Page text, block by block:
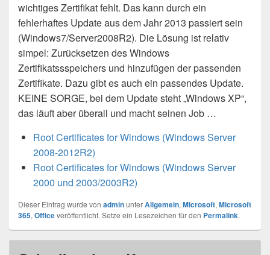
wichtiges Zertifikat fehlt. Das kann durch ein
fehlerhaftes Update aus dem Jahr 2013 passiert sein
(Windows7/Server2008R2). Die Lösung ist relativ
simpel: Zurücksetzen des Windows
Zertifikatssspeichers und hinzufügen der passenden
Zertifikate. Dazu gibt es auch ein passendes Update.
KEINE SORGE, bei dem Update steht „Windows XP“,
das läuft aber überall und macht seinen Job …
Root Certificates for Windows (Windows Server
2008-2012R2)
Root Certificates for Windows (Windows Server
2000 und 2003/2003R2)
Dieser Eintrag wurde von adminunterAllgemein, Microsoft, Microsoft
365, Officeveröffentlicht. Setze ein Lesezeichen für den Permalink.